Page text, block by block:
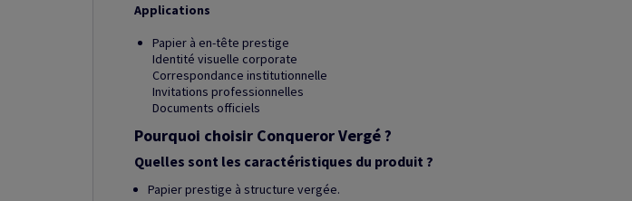
Applications
Papier à en-tête prestige
Identité visuelle corporate
Correspondance institutionnelle
Invitations professionnelles
Documents officiels
Pourquoi choisir Conqueror Vergé ?
Quelles sont les caractéristiques du produit ?
Papier prestige à structure vergée.